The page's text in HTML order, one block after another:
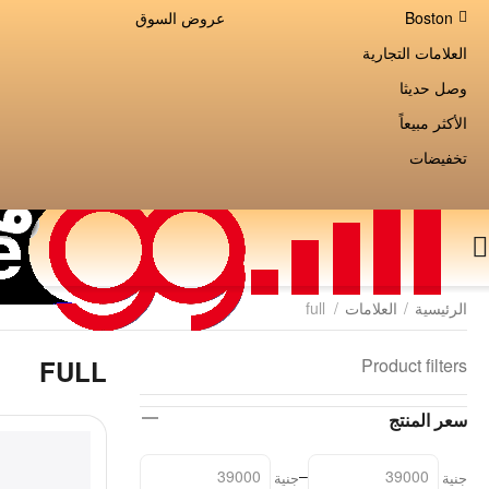
Boston
عروض السوق
العلامات التجارية
وصل حديثا
الأكثر مبيعاً
تخفيضات
الرئيسية / العلامات /
full
FULL Product filters
سعر المنتج
جنية –جنية